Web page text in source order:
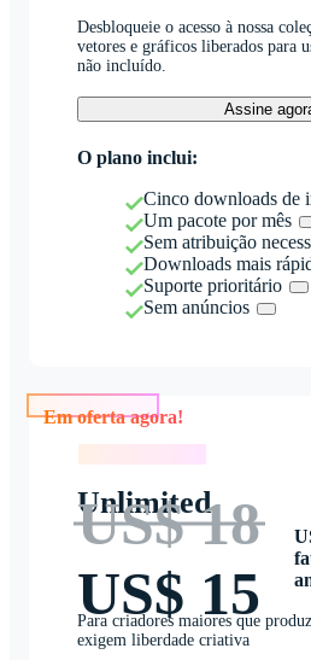
Desbloqueie o acesso à nossa
vetores e gráficos liberados para
não incluído.
Assine
O plano inclui:
Cinco downloads de
Um pacote por mês
Sem atribuição
Downloads mais
Suporte prioritário
Sem anúncios
Unlimited
US$ 18
US$ 15
Para criadores maiores que
exigem liberdade criativa